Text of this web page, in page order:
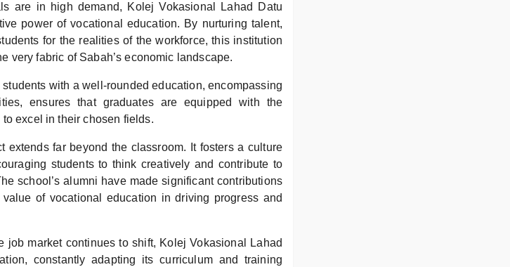
are in high demand, Kolej Vokasional Lahad Datu
power of vocational education. By nurturing talent,
for the realities of the workforce, this institution
very fabric of Sabah’s economic landscape.
with a well-rounded education, encompassing
ensures that graduates are equipped with the
excel in their chosen fields.
extends far beyond the classroom. It fosters a culture
students to think creatively and contribute to
school’s alumni have made significant contributions
of vocational education in driving progress and
job market continues to shift, Kolej Vokasional Lahad
constantly adapting its curriculum and training